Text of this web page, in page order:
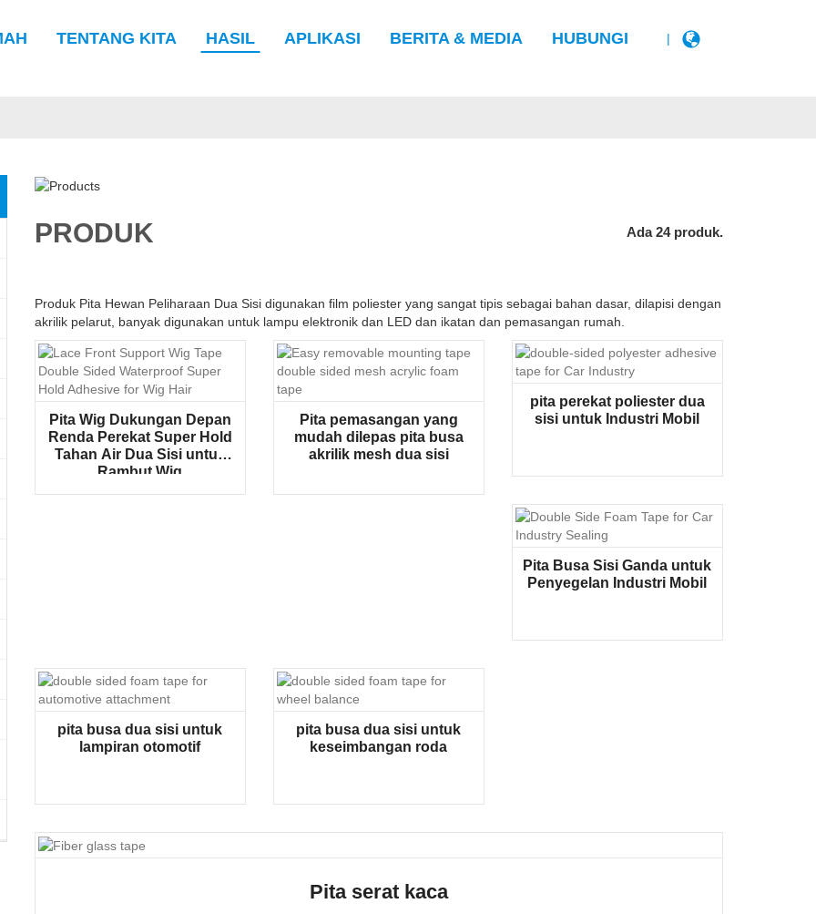
TENTANG KITA HASIL APLIKASI BERITA & MEDIA HUBUNGI |
PRODUK Ada 24 produk.
Produk Pita Hewan Peliharaan Dua Sisi digunakan film poliester yang sangat tipis sebagai bahan dasar, dilapisi dengan
akrilik pelarut, banyak digunakan untuk lampu elektronik dan LED dan ikatan dan pemasangan rumah.
Pita Wig Dukungan Depan
Renda Perekat Super Hold
Tahan Air Dua Sisi untuk
Rambut Wig
Pita pemasangan yang
mudah dilepas pita busa
akrilik mesh dua sisi
pita perekat poliester dua
sisi untuk Industri Mobil
Pita Busa Sisi Ganda untuk
Penyegelan Industri Mobil
pita busa dua sisi untuk
lampiran otomotif
pita busa dua sisi untuk
keseimbangan roda
Pita serat kaca